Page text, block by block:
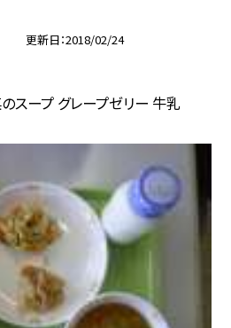
更新日 2018/02/24
スープ グレープゼリー 牛乳